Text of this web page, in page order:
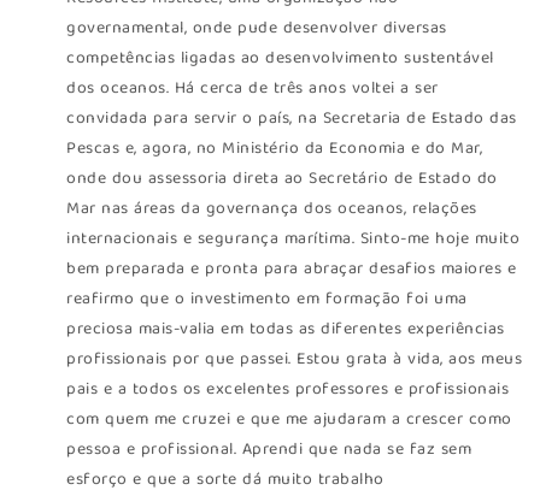
governamental, onde pude desenvolver diversas
competências ligadas ao desenvolvimento sustentável
dos oceanos. Há cerca de três anos voltei a ser
convidada para servir o país, na Secretaria de Estado das
Pescas e, agora, no Ministério da Economia e do Mar,
onde dou assessoria direta ao Secretário de Estado do
Mar nas áreas da governança dos oceanos, relações
internacionais e segurança marítima. Sinto-me hoje muito
bem preparada e pronta para abraçar desafios maiores e
reafirmo que o investimento em formação foi uma
preciosa mais-valia em todas as diferentes experiências
profissionais por que passei. Estou grata à vida, aos meus
pais e a todos os excelentes professores e profissionais
com quem me cruzei e que me ajudaram a crescer como
pessoa e profissional. Aprendi que nada se faz sem
esforço e que a sorte dá muito trabalho